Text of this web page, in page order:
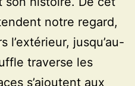
notre regard,
l’extérieur, jusqu’au-
traverse les
s’ajoutent aux